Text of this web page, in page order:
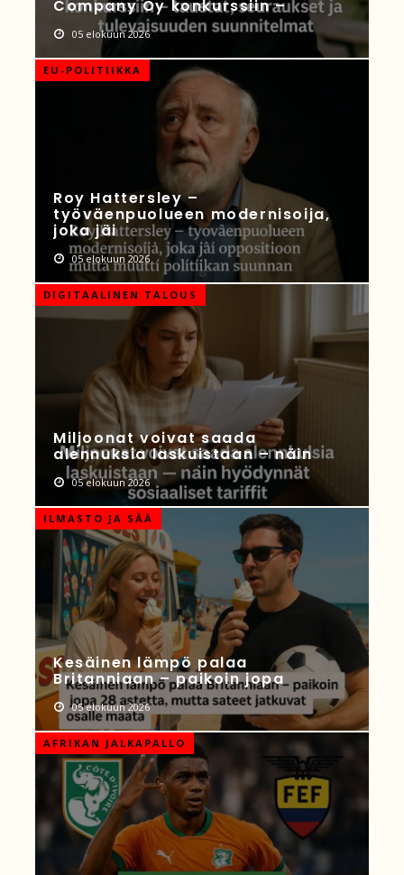
Company Oy konkurssiin –
05 elokuun 2026
EU-POLITIIKKA
Roy Hattersley –
työväenpuolueen modernisoija,
joka jäi
05 elokuun 2026
DIGITAALINEN TALOUS
Miljoonat voivat saada
alennuksia laskuistaan – näin
05 elokuun 2026
ILMASTO JA SÄÄ
Kesäinen lämpö palaa
Britanniaan – paikoin jopa
05 elokuun 2026
AFRIKAN JALKAPALLO